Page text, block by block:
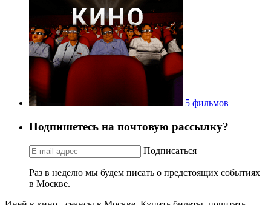
5 фильмов
Подпишетесь на почтовую рассылку?
Подписаться
Раз в неделю мы будем писать о предстоящих событиях
в Москве.